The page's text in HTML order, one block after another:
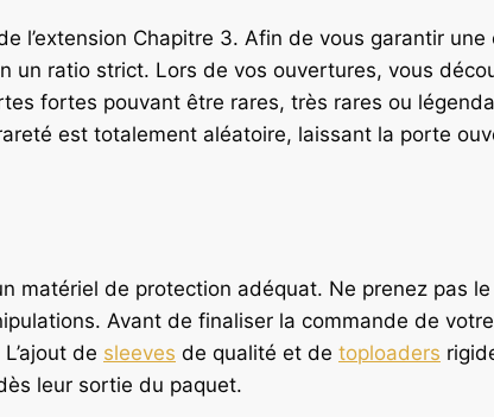
l’extension Chapitre 3. Afin de vous garantir
ratio strict. Lors de vos ouvertures, vous
fortes pouvant être rares, très rares ou
est totalement aléatoire, laissant la porte
matériel de protection adéquat. Ne prenez pas
Avant de finaliser la commande de votre
de sleeves de qualité et de toploaders
leur sortie du paquet.